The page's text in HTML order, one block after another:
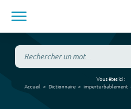
Vous êtes ici :
Accueil
Dictionnaire imperturbablement